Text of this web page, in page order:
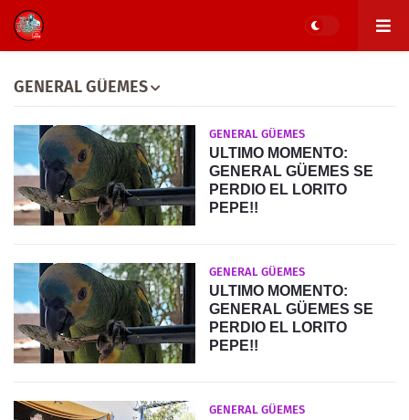
GENERAL GÜEMES
GENERAL GÜEMES
ULTIMO MOMENTO:
GENERAL GÜEMES SE
PERDIO EL LORITO
PEPE!!
GENERAL GÜEMES
ULTIMO MOMENTO:
GENERAL GÜEMES SE
PERDIO EL LORITO
PEPE!!
GENERAL GÜEMES